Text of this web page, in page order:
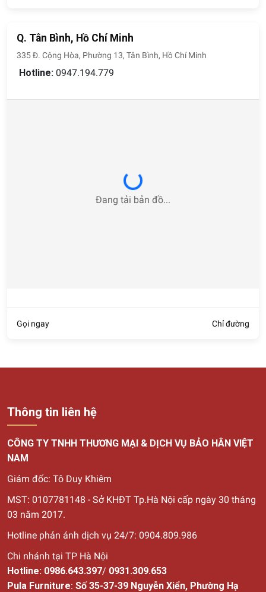
Q. Tân Bình, Hồ Chí Minh
335 Đ. Cộng Hòa, Phường 13, Tân Bình, Hồ Chí Minh
Hotline: 0947.194.779
Loading...
Đang tải bản đồ...
Gọi ngay Chỉ đường
Thông tin liên hệ
CÔNG TY TNHH THƯƠNG MẠI & DỊCH VỤ BẢO HÂN VIỆT
NAM
Giám đốc: Tô Duy Khiêm
MST: 0107781148 - Sở KHĐT Tp.Hà Nội cấp ngày 30 tháng
03 năm 2017.
Hotline phản ánh dịch vụ 24/7: 0904.809.986
Chi nhánh tại TP Hà Nội
Hotline: 0986.643.397/ 0931.309.653
Pula Furniture: Số 35-37-39 Nguyễn Xiển, Phường Hạ